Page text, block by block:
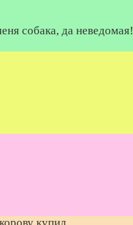
собака, да неведомая!